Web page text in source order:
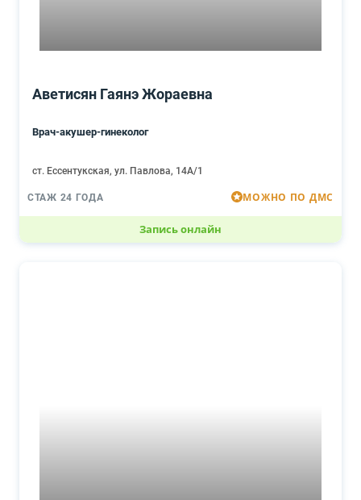
Аветисян Гаянэ Жораевна
Врач-акушер-гинеколог
ст. Ессентукская, ул. Павлова, 14А/1
СТАЖ 24 ГОДА МОЖНО ПО ДМС
Запись онлайн